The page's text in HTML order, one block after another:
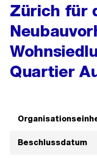
Zürich für
Quartier
Beschlussdatum